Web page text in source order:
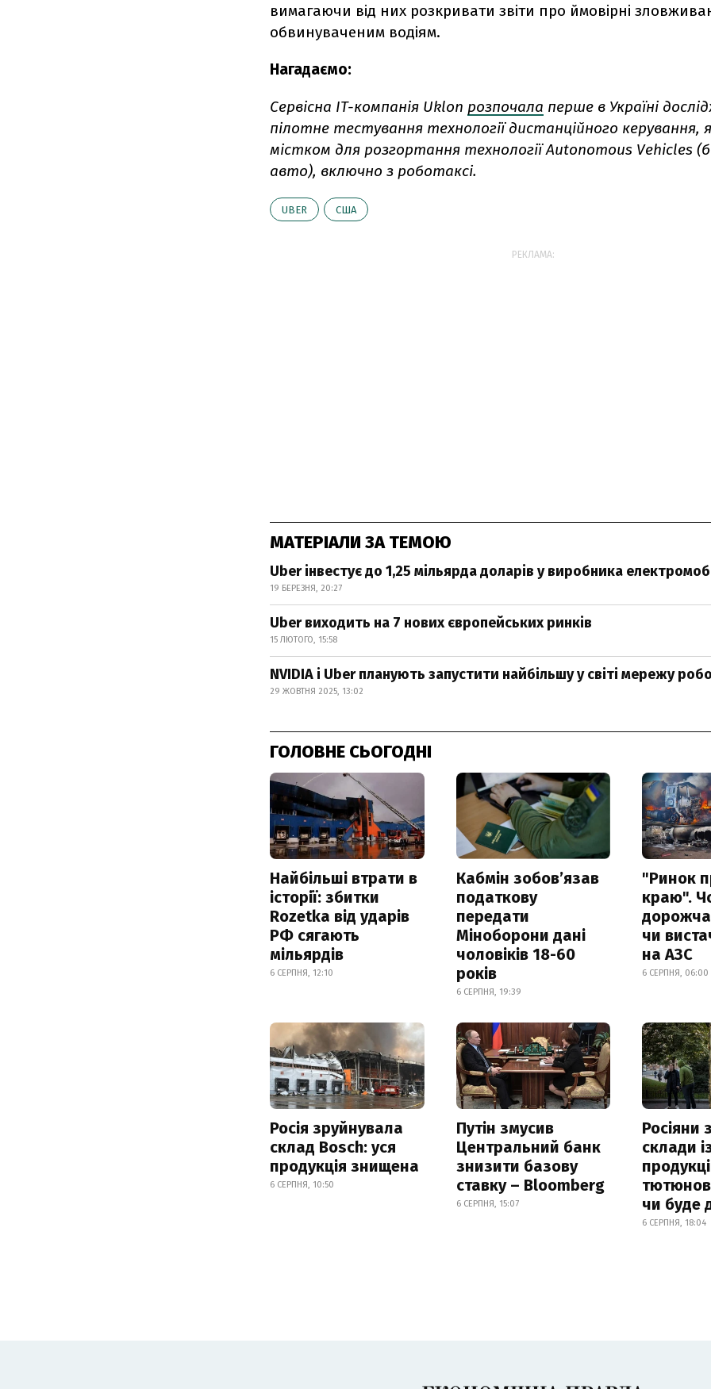
вимагаючи від них розкривати звіти про ймовірні
обвинуваченим водіям.
Нагадаємо:
Сервісна IT-компанія Uklon розпочала перше в Україні
пілотне тестування технології дистанційного керування,
містком для розгортання технології Autonomous Vehicles
авто), включно з роботаксі.
UBER США
РЕКЛАМА:
МАТЕРІАЛИ ЗА ТЕМОЮ
Uber інвестує до 1,25 мільярда доларів у виробника
19 БЕРЕЗНЯ, 20:27
Uber виходить на 7 нових європейських ринків
15 ЛЮТОГО, 15:58
NVIDIA і Uber планують запустити найбільшу у світі мережу
29 ЖОВТНЯ 2025, 13:02
ГОЛОВНЕ СЬОГОДНІ
Найбільші втрати в
історії: збитки
Rozetka від ударів
РФ сягають
мільярдів
6 СЕРПНЯ, 12:10
Кабмін зобовʼязав
податкову
передати
Міноборони дані
чоловіків 18-60
років
6 СЕРПНЯ, 19:39
"Ринок
краю".
чи
на АЗС
6 СЕРПНЯ, 06:00
Росія зруйнувала
склад Bosch: уся
продукція знищена
6 СЕРПНЯ, 10:50
Путін змусив
Центральний банк
знизити базову
ставку – Bloomberg
6 СЕРПНЯ, 15:07
Росіяни
склади
чи буде
6 СЕРПНЯ, 18:04